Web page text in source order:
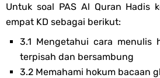
Dan MA Tahun
Untuk soal PAS Al Quran Hadis
empat KD sebagai berikut:
3.1 Mengetahui cara menulis
terpisah dan bersambung
3.2 Memahami hokum bacaan